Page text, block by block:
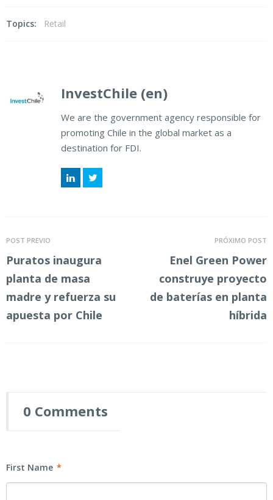
Topics: Retail
InvestChile (en)
We are the government agency responsible for
promoting Chile in the global market as a
destination for FDI.
POST PREVIO
Puratos inaugura
planta de masa
madre y refuerza su
apuesta por Chile
PRÓXIMO POST
Enel Green Power
construye proyecto
de baterías en planta
híbrida
0 Comments
First Name *